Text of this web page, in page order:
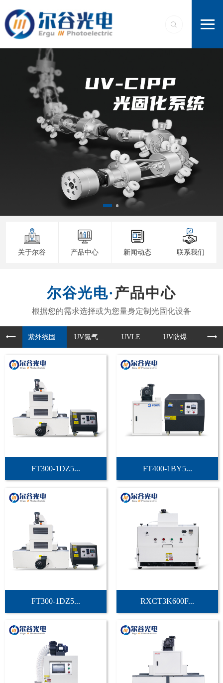
关于尔谷 产品中心 新闻动态 联系我们
产品中心
紫外线固... UV氮气... UVLE... UV防爆... UV
FT300-1DZ5... FT400-1BY5...
FT300-1DZ5... RXCT3K600F...